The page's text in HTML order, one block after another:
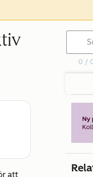
att
0 /